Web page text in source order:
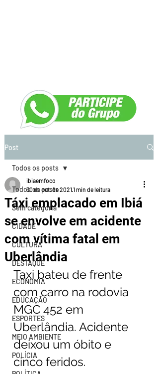
Post
Todos os posts
Sem categoria
CIDADE
CULTURA
DESTAQUE
ECONOMIA
EDUCAÇÃO
ESPORTES
MEIO AMBIENTE
POLÍCIA
Todos os posts
Táxi emplacado em Ibiá
se envolve em acidente
com vítima fatal em
Uberlândia
ibiaemfoco
30 de out. de 20211 min de leitura
Taxi bateu de frente
com carro na rodovia
MGC 452 em
Uberlândia. Acidente
deixou um óbito e
cinco feridos.